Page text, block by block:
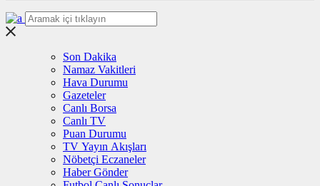
Son Dakika
Namaz Vakitleri
Hava Durumu
Gazeteler
Canlı Borsa
Canlı TV
Puan Durumu
TV Yayın Akışları
Nöbetçi Eczaneler
Haber Gönder